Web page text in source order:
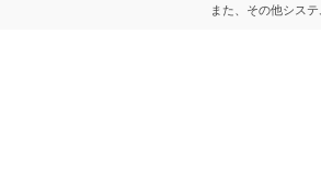
また、その他シス